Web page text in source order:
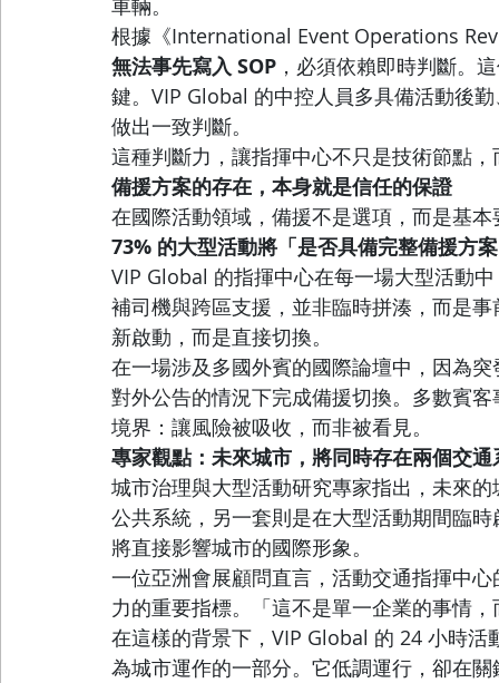
車輛。
根據《International Event Operations
無法事先寫入 SOP ，必須依賴即時判斷。
鍵。VIP Global 的中控人員多具備活動後
做出一致判斷。
這種判斷力，讓指揮中心不只是技術節點
備援方案的存在，本身就是信任的保證
在國際活動領域，備援不是選項，而是基
73% 的大型活動將「是否具備完整備援方
VIP Global 的指揮中心在每一場大型活動
補司機與跨區支援，並非臨時拼湊，而是
新啟動，而是直接切換。
在一場涉及多國外賓的國際論壇中，因為
對外公告的情況下完成備援切換。多數賓
境界：讓風險被吸收，而非被看見。
專家觀點：未來城市，將同時存在兩個交通
城市治理與大型活動研究專家指出，未來
公共系統，另一套則是在大型活動期間臨
將直接影響城市的國際形象。
一位亞洲會展顧問直言，活動交通指揮中
力的重要指標。「這不是單一企業的事情
在這樣的背景下，VIP Global 的 24 小時
為城市運作的一部分。它低調運行，卻在